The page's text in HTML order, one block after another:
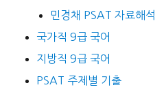
민경채 PSAT 자료해석
국가직 9급 국어
지방직 9급 국어
PSAT 주제별 기출